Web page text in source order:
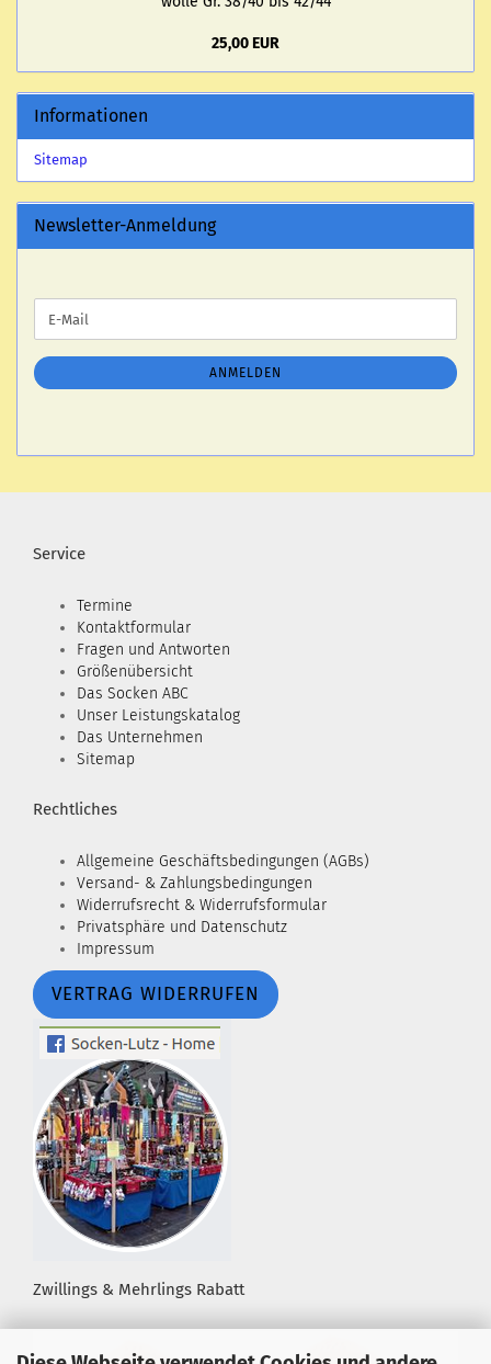
25,00 EUR
Informationen
Sitemap
Newsletter-Anmeldung
ZUR
ANMELDUNG
E-
Mail
ANMELDEN
Service
Termine
Kontaktformular
Fragen und Antworten
Größenübersicht
Das Socken ABC
Unser Leistungskatalog
Das Unternehmen
Sitemap
Rechtliches
Allgemeine Geschäftsbedingungen (AGBs)
Versand- & Zahlungsbedingungen
Widerrufsrecht & Widerrufsformular
Privatsphäre und Datenschutz
Impressum
VERTRAG WIDERRUFEN
Zwillings & Mehrlings Rabatt